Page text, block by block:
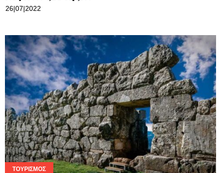
ΤΟΥΡΙΣΜΌΣ
Επιστρέφει στο κανονικό ωράριο η
Αρχαία Ελέα
11|07|2022